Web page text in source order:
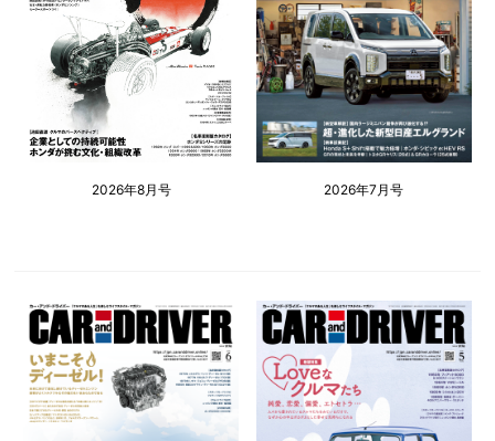
2026年8月号 2026年7月号